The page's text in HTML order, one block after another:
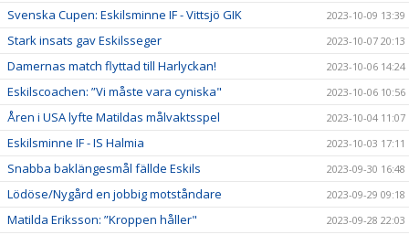
Svenska Cupen: Eskilsminne IF - Vittsjö GIK 2023-10-09 13:39
Stark insats gav Eskilsseger 2023-10-07 20:13
Damernas match flyttad till Harlyckan! 2023-10-06 14:24
Eskilscoachen: ”Vi måste vara cyniska" 2023-10-06 10:56
Åren i USA lyfte Matildas målvaktsspel 2023-10-04 11:07
Eskilsminne IF - IS Halmia 2023-10-03 17:11
Snabba baklängesmål fällde Eskils 2023-09-30 16:48
Lödöse/Nygård en jobbig motståndare 2023-09-29 09:18
Matilda Eriksson: ”Kroppen håller" 2023-09-28 22:03